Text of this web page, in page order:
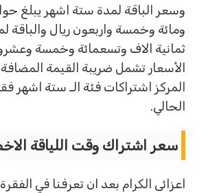
وسعر الباقة لمدة ستة اشهر يبلغ
ومائة وخمسة واربعون ريال والباقة
ثمانية الاف وتسعمائة وخمسة وعشرون
الأسعار تشمل ضريبة القيمة المضافة
المركز اشتراكات فئة الـ ستة اشهر
الحالي.
سعر اشتراك وقت اللياقة
اعزائى الكرام بعد ان تعرفنا في الفقرة